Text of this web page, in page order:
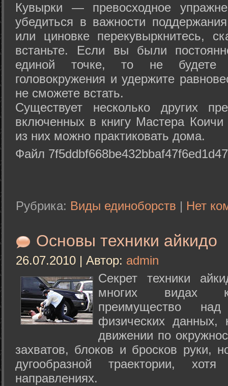
Кувырки — превосходное
убедиться в важности
или циновке перекувыркнитесь,
встаньте. Если вы были
единой точке, то не будете
головокружения и удержите
не сможете встать.
Существует несколько других
включенных в книгу Мастера
из них можно практиковать дома.
Файл
Рубрика: Виды единоборств | Нет
Основы техники айкидо
26.07.2010 | Автор: admin
Секрет техники
многих видах
преимущество
физических данных,
движении по
захватов, блоков и бросков руки,
дугообразной траектории,
направлениях.